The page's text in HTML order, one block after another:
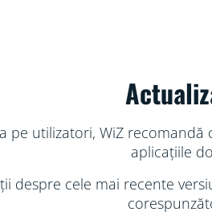
pe utilizatori, WiZ
aplicațiile
despre cele mai recente